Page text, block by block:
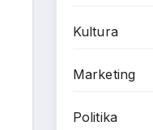
Kultura
Marketing
Politika